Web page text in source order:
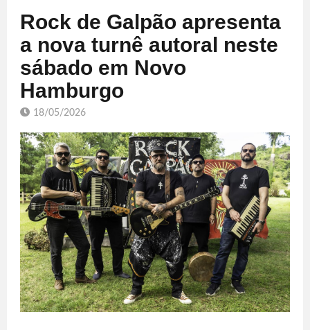
Rock de Galpão apresenta
a nova turnê autoral neste
sábado em Novo
Hamburgo
18/05/2026